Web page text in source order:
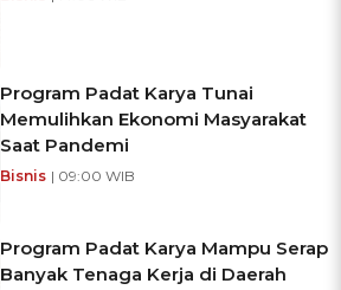
Program Padat Karya Tunai
Memulihkan Ekonomi Masyarakat
Saat Pandemi
Bisnis | 09:00 WIB
Program Padat Karya Mampu Serap
Banyak Tenaga Kerja di Daerah